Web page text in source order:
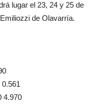
lugar el 23, 24 y 25 de
de Olavarría.
4.970